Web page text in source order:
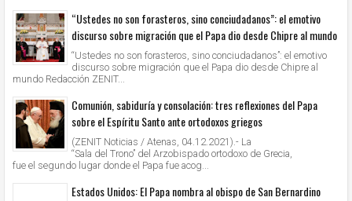
“Ustedes no son forasteros, sino conciudadanos”: el emotivo
discurso sobre migración que el Papa dio desde Chipre al mundo
“Ustedes no son forasteros, sino conciudadanos”: el emotivo
discurso sobre migración que el Papa dio desde Chipre al
mundo Redacción ZENIT...
Comunión, sabiduría y consolación: tres reflexiones del Papa
sobre el Espíritu Santo ante ortodoxos griegos
(ZENIT Noticias / Atenas, 04.12.2021).- La
“Sala del Trono” del Arzobispado ortodoxo de Grecia,
fue el segundo lugar donde el Papa fue acog...
Estados Unidos: El Papa nombra al obispo de San Bernardino